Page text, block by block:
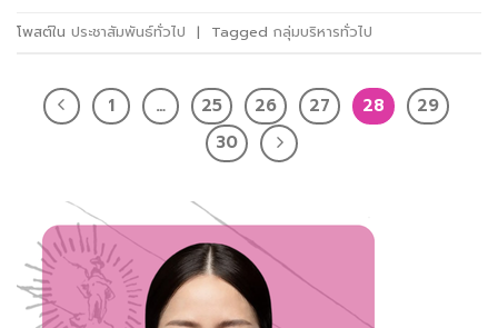
โพสต์ใน ประชาสัมพันธ์ทั่วไป | Tagged กลุ่มบริหารทั่วไป
1 … 25 26 27 28
29
30